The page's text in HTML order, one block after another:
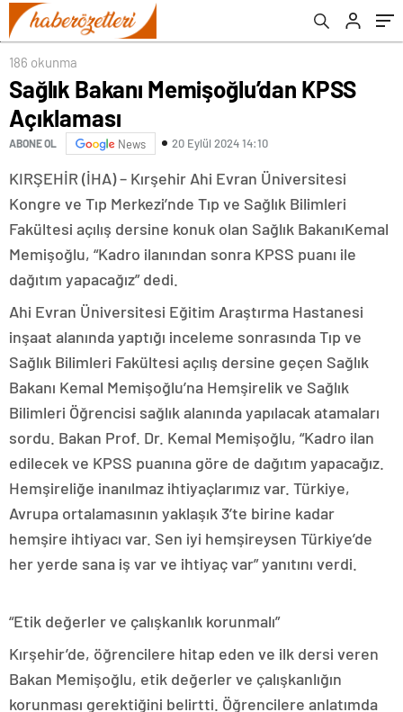
186 okunma
Sağlık Bakanı Memişoğlu’dan KPSS
Açıklaması
ABONE OL News 20 Eylül 2024 14:10
KIRŞEHİR (İHA) – Kırşehir Ahi Evran Üniversitesi
Kongre ve Tıp Merkezi’nde Tıp ve Sağlık Bilimleri
Fakültesi açılış dersine konuk olan Sağlık BakanıKemal
Memişoğlu, “Kadro ilanından sonra KPSS puanı ile
dağıtım yapacağız” dedi.
Ahi Evran Üniversitesi Eğitim Araştırma Hastanesi
inşaat alanında yaptığı inceleme sonrasında Tıp ve
Sağlık Bilimleri Fakültesi açılış dersine geçen Sağlık
Bakanı Kemal Memişoğlu’na Hemşirelik ve Sağlık
Bilimleri Öğrencisi sağlık alanında yapılacak atamaları
sordu. Bakan Prof. Dr. Kemal Memişoğlu, “Kadro ilan
edilecek ve KPSS puanına göre de dağıtım yapacağız.
Hemşireliğe inanılmaz ihtiyaçlarımız var. Türkiye,
Avrupa ortalamasının yaklaşık 3’te birine kadar
hemşire ihtiyacı var. Sen iyi hemşireysen Türkiye’de
her yerde sana iş var ve ihtiyaç var” yanıtını verdi.
“Etik değerler ve çalışkanlık korunmalı”
Kırşehir’de, öğrencilere hitap eden ve ilk dersi veren
Bakan Memişoğlu, etik değerler ve çalışkanlığın
korunması gerektiğini belirtti. Öğrencilere anlatımda